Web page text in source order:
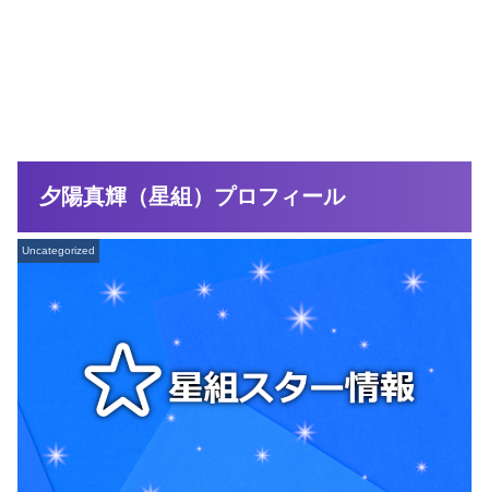
夕陽真輝（星組）プロフィール
Uncategorized